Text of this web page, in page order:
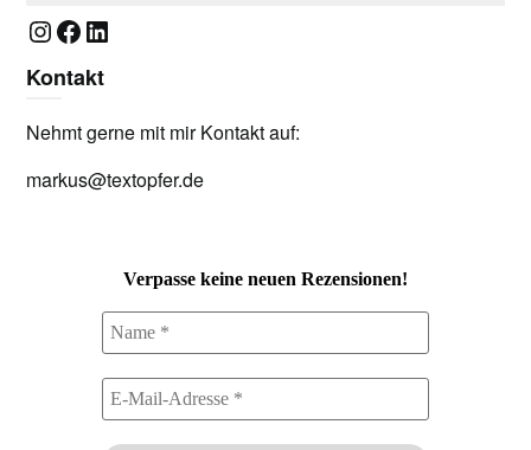
Instagram
Facebook
LinkedIn
Kontakt
Nehmt gerne mit mir Kontakt auf:
markus@textopfer.de
Verpasse keine neuen Rezensionen!